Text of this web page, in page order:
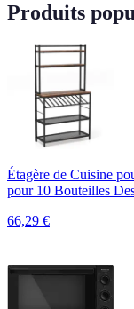
Produits
Étagère de Cuisine
pour 10 Bouteilles
66,29 €